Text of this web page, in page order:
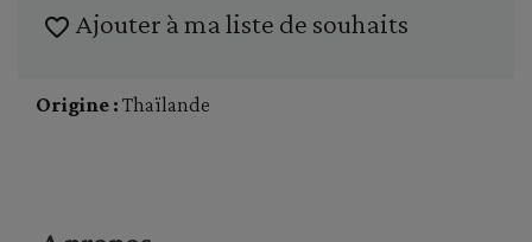
favorite_border Ajouter à ma liste de souhaits
Origine : Thaïlande